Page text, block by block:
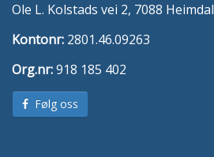
Ole L. Kolstads vei 2, 7088 Heimdal
Kontonr: 2801.46.09263
Org.nr:918 185 402
Følg oss